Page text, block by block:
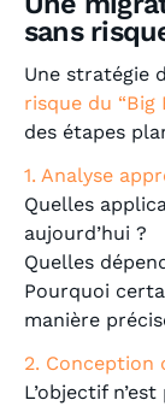
sans
Une stratégie
risque du “Big
des étapes
1. Analyse
Quelles
aujourd’hui ?
Quelles
Pourquoi
manière
2. Conception
L’objectif